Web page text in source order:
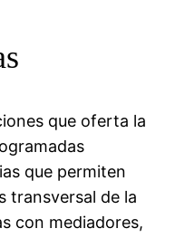
que oferta la
que permiten
transversal de la
con mediadores,